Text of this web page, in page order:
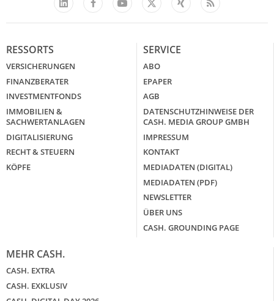
LinkedIn
FacebookYouTube
X
Xing Feed
RESSORTS
VERSICHERUNGEN
FINANZBERATER
INVESTMENTFONDS
IMMOBILIEN &
SACHWERTANLAGEN
DIGITALISIERUNG
RECHT & STEUERN
KÖPFE
SERVICE
ABO
EPAPER
AGB
DATENSCHUTZHINWEISE DER
CASH. MEDIA GROUP GMBH
IMPRESSUM
KONTAKT
MEDIADATEN (DIGITAL)
MEDIADATEN (PDF)
NEWSLETTER
ÜBER UNS
CASH. GROUNDING PAGE
MEHR CASH.
CASH. EXTRA
CASH. EXKLUSIV